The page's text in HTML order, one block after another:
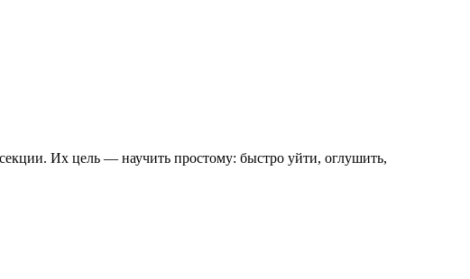
Их цель — научить простому: быстро уйти, оглушить,